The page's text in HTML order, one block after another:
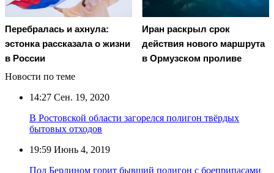
Перебралась и ахнула:
эстонка рассказала о жизни
в России
Иран раскрыл срок
действия нового маршрута
в Ормузском проливе
Новости по теме
14:27 Сен. 19, 2020
В Ростовской области загорелся полигон твёрдых
бытовых отходов
19:59 Июнь 4, 2019
Под Берлином горит бывший полигон с боеприпасами